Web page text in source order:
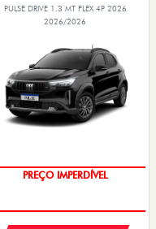
PULSE DRIVE 1.3 MT FLEX 4P 2026
2026/2026
OPORTUNIDADE